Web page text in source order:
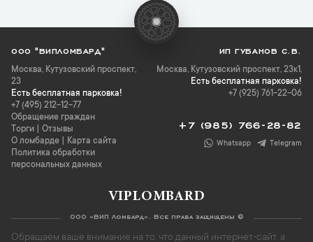
ООО "ВИПЛОМБАРД"
Москва, Кутузовский проспект,
23
Есть бесплатная парковка!
+7 (495) 212-12-77
Обращение граждан
Торги
Отзывы
О ломбарде
Карта сайта
Политика обработки
персональных данных
ИП ГУБАНОВ С.В.
Москва, Кутузовский проспект, 23к1,
Есть бесплатная парковка!
+7 (925) 761-22-06
+7 (985) 766-28-82
Whatsapp Telegram
VIPLOMBARD
ООО «ВИП Ломбард». Все права защищены ©
Обращаем ваше внимание на то, что данный интернет-сайт, а